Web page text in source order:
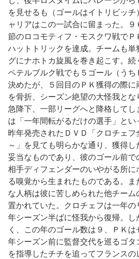
を見せるも（ゴールはイトリビッ
ャリアはこの一試合に留まった。
節のロコモティフ・モスクワ戦で
ハットトリックを達成。チームも単
グにナホトカ旋風を巻き起こす。続
ペテルブルク戦でも５ゴール（うち
決めたが、５回目のＰＫ獲得の際
を骨折、シーズン絶望の大怪我と
急降下、一部リーグへと降格してし
は「一年間転がるだけの選手」とい
昨年発売されたＤＶＤ「クロチェ
～」を見ても明らかな通り、獲得
妥当なものであり、彼のゴール前で
相手ディフェンダーのいやがる所に
る嗅覚から生まれたものである。
な人柄は彼に苦しめられた他チーム
置かれていた。クロチェフは一年の
年シーズン半ばに怪我から復帰。し
く、この年のゴール数は９、ＰＫは
年シーズン前に監督交代を巡るゴタ
を指導したチチを追ってフランス